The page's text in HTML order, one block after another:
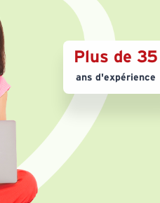
Plus de 35
ans d'expérience